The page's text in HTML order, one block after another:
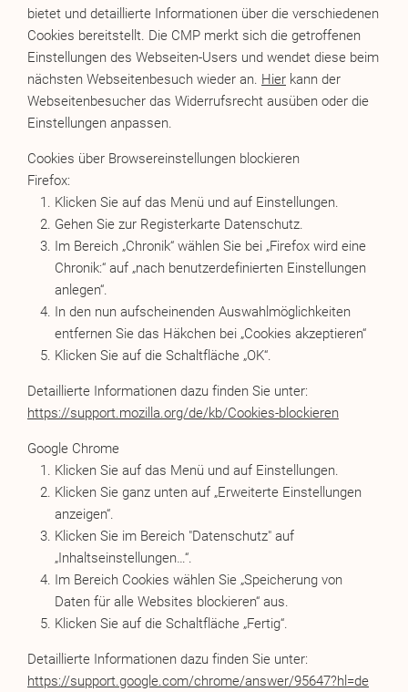
bietet und detaillierte Informationen über die verschiedenen
Cookies bereitstellt. Die CMP merkt sich die getroffenen
Einstellungen des Webseiten-Users und wendet diese beim
nächsten Webseitenbesuch wieder an. Hier kann der
Webseitenbesucher das Widerrufsrecht ausüben oder die
Einstellungen anpassen.
Cookies über Browsereinstellungen blockieren
Firefox:
Klicken Sie auf das Menü und auf Einstellungen.
Gehen Sie zur Registerkarte Datenschutz.
Im Bereich „Chronik“ wählen Sie bei „Firefox wird eine
Chronik:“ auf „nach benutzerdefinierten Einstellungen
anlegen“.
In den nun aufscheinenden Auswahlmöglichkeiten
entfernen Sie das Häkchen bei „Cookies akzeptieren“
Klicken Sie auf die Schaltfläche „OK“.
Detaillierte Informationen dazu finden Sie unter:
https://support.mozilla.org/de/kb/Cookies-blockieren
Google Chrome
Klicken Sie auf das Menü und auf Einstellungen.
Klicken Sie ganz unten auf „Erweiterte Einstellungen
anzeigen“.
Klicken Sie im Bereich "Datenschutz" auf
„Inhaltseinstellungen…“.
Im Bereich Cookies wählen Sie „Speicherung von
Daten für alle Websites blockieren“ aus.
Klicken Sie auf die Schaltfläche „Fertig“.
Detaillierte Informationen dazu finden Sie unter:
https://support.google.com/chrome/answer/95647?hl=de